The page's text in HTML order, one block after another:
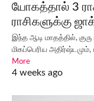
யோகத்தால் 3
ராசிகளுக்கு
இந்த ஆடி மாதத்தில்,
மிகப்பெரிய அதிர்ஷ்டமும்,
More
4 weeks ago